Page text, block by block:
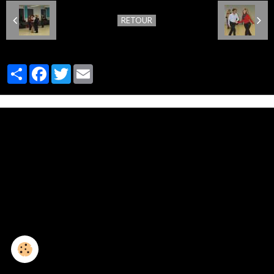
RETOUR
PartagerFacebook
Twitter